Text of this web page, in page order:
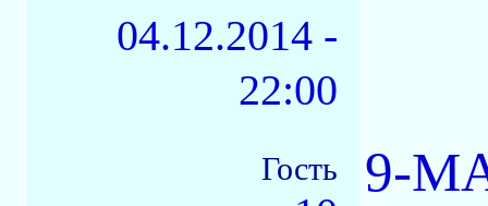
04.12.2014 -
22:00
Гость
9-